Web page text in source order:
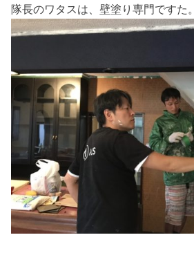
隊長のワタスは、壁塗り専門ですた。